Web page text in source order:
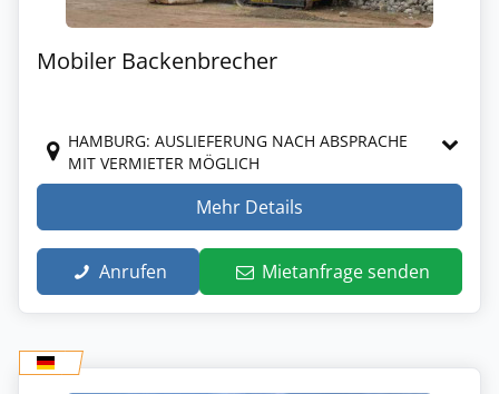
Mobiler Backenbrecher
HAMBURG: AUSLIEFERUNG NACH ABSPRACHE
MIT VERMIETER MÖGLICH
Mehr Details
Anrufen Mietanfrage senden